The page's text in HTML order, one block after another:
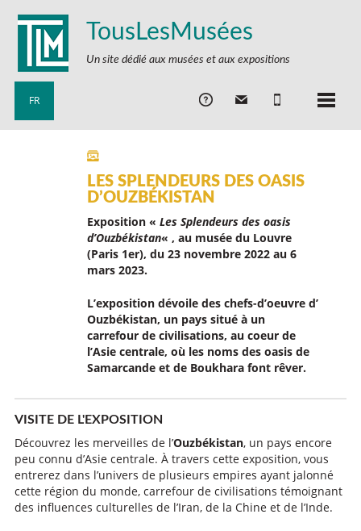
TousLesMusées
Un site dédié aux musées et aux expositions
FR
LES SPLENDEURS DES OASIS
D’OUZBÉKISTAN
Exposition « Les Splendeurs des oasis
d’Ouzbékistan« , au musée du Louvre
(Paris 1er), du 23 novembre 2022 au 6
mars 2023.
L’exposition dévoile des chefs-d’oeuvre d’
Ouzbékistan, un pays situé à un
carrefour de civilisations, au coeur de
l’Asie centrale, où les noms des oasis de
Samarcande et de Boukhara font rêver.
VISITE DE L'EXPOSITION
Découvrez les merveilles de l’Ouzbékistan, un pays encore
peu connu d’Asie centrale. À travers cette exposition, vous
entrerez dans l’univers de plusieurs empires ayant jalonné
cette région du monde, carrefour de civilisations témoignant
des influences culturelles de l’Iran, de la Chine et de l’Inde.